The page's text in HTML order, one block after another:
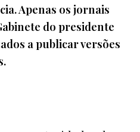
Apenas os jornais
do presidente
a publicar versões